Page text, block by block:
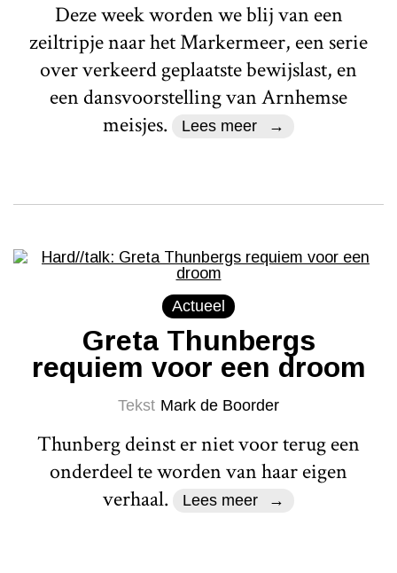
Deze week worden we blij van een
zeiltripje naar het Markermeer, een serie
over verkeerd geplaatste bewijslast, en
een dansvoorstelling van Arnhemse
meisjes.
Lees meer
Actueel
Greta Thunbergs
requiem voor een droom
Tekst Mark de Boorder
Thunberg deinst er niet voor terug een
onderdeel te worden van haar eigen
verhaal.
Lees meer